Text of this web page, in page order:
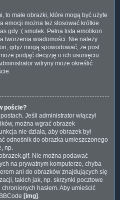
to małe obrazki, które mogą być użyte
emocji można też stosować krótkie
gdy :( smutek. Pełna lista emotikon
tworzenia wiadomości. Nie należy
gdyż mogą spowodować, że post
podjąć decyzję o ich usunięciu
witryny może określić
poście?
Jeśli administrator włączył
można wgrać obrazek
nie działa, aby obrazek był
odnośnik do obrazka umieszczonego
np.
Nie można podawać
na prywatnym komputerze, chyba
ani do obrazków znajdujących się
takich jak, np. skrzynki pocztowe
hasłem. Aby umieścić
[img].